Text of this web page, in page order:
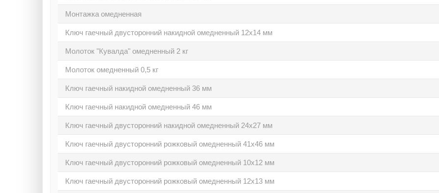
Монтажка омедненная
Ключ гаечный двусторонний накидной омедненный 12х14 мм
Молоток "Кувалда" омедненный 2 кг
Молоток омедненный 0,5 кг
Ключ гаечный накидной омедненный 36 мм
Ключ гаечный накидной омедненный 46 мм
Ключ гаечный двусторонний накидной омедненный 24х27 мм
Ключ гаечный двусторонний рожковый омедненный 41х46 мм
Ключ гаечный двусторонний рожковый омедненный 10х12 мм
Ключ гаечный двусторонний рожковый омедненный 12х13 мм